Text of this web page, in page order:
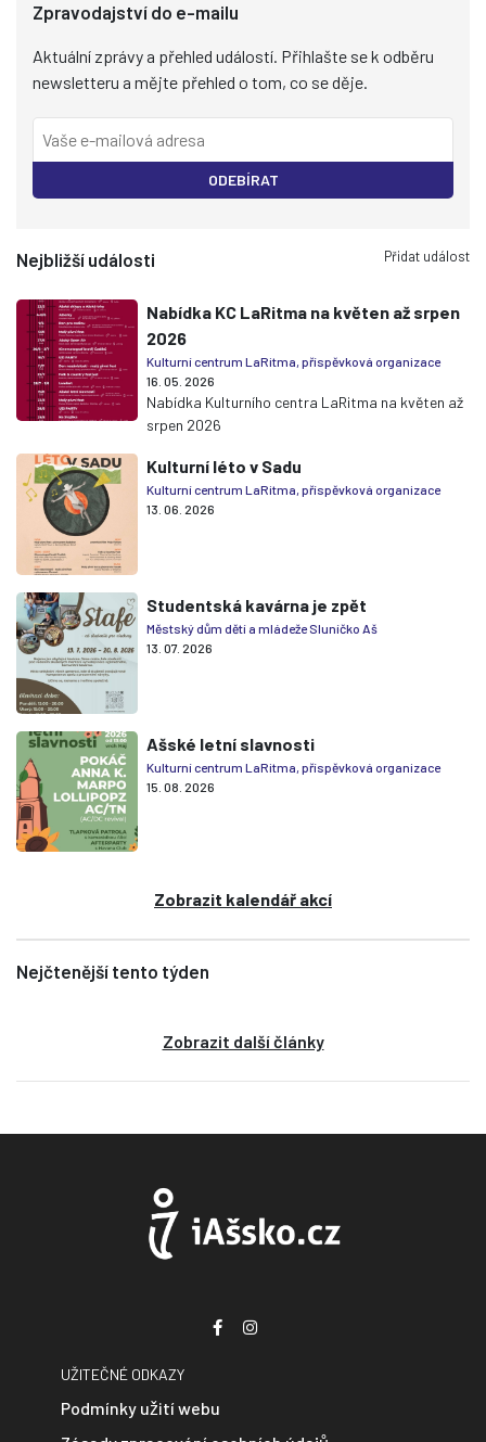
Zpravodajství do e-mailu
Aktuální zprávy a přehled událostí. Přihlašte se k odběru
newsletteru a mějte přehled o tom, co se děje.
ODEBÍRAT
Nejbližší události Přidat událost
Nabídka KC LaRitma na květen až srpen
2026
Kulturní centrum LaRitma, příspěvková organizace
16. 05. 2026
Nabídka Kulturního centra LaRitma na květen až
srpen 2026
Kulturní léto v Sadu
Kulturní centrum LaRitma, příspěvková organizace
13. 06. 2026
Studentská kavárna je zpět
Městský dům dětí a mládeže Sluníčko Aš
13. 07. 2026
Ašské letní slavnosti
Kulturní centrum LaRitma, příspěvková organizace
15. 08. 2026
Zobrazit kalendář akcí
Nejčtenější tento týden
Zobrazit další články
UŽITEČNÉ ODKAZY
Podmínky užití webu